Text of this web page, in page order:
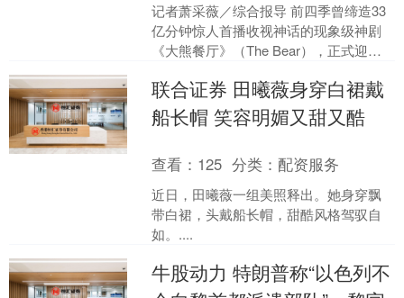
记者萧采薇／综合报导 前四季曾缔造33
亿分钟惊人首播收视神话的现象级神剧
《大熊餐厅》（The Bear），正式迎来
于Disn....
联合证券 田曦薇身穿白裙戴
船长帽 笑容明媚又甜又酷
查看： 125 分类：配资服务
近日，田曦薇一组美照释出。她身穿飘
带白裙，头戴船长帽，甜酷风格驾驭自
如。....
牛股动力 特朗普称“以色列不